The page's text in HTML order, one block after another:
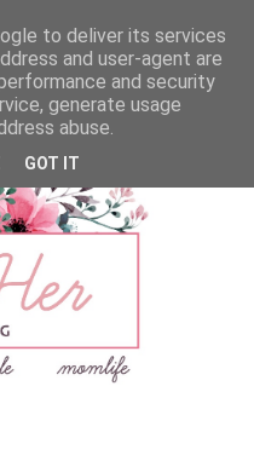
to deliver its services
and user-agent are
and security
generate usage
abuse.
GOT IT